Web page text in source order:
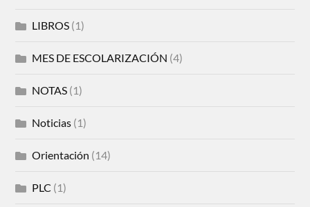
LIBROS (1)
MES DE ESCOLARIZACIÓN (4)
NOTAS (1)
Noticias (1)
Orientación (14)
PLC (1)